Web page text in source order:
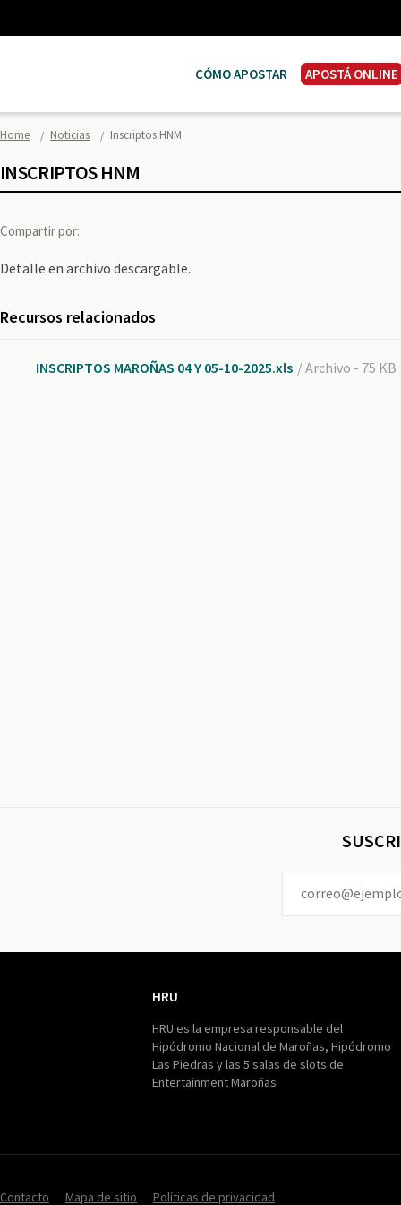
CÓMO APOSTAR APOSTÁ ONLINE
Home Noticias Inscriptos HNM
INSCRIPTOS HNM
Compartir por:
Detalle en archivo descargable.
Recursos relacionados
INSCRIPTOS MAROÑAS 04 Y 05-10-2025.xls / Archivo - 75 KB
HRU
HRU es la empresa responsable del
Hipódromo Nacional de Maroñas, Hipódromo
Las Piedras y las 5 salas de slots de
Entertainment Maroñas
Contacto Mapa de sitio Políticas de privacidad